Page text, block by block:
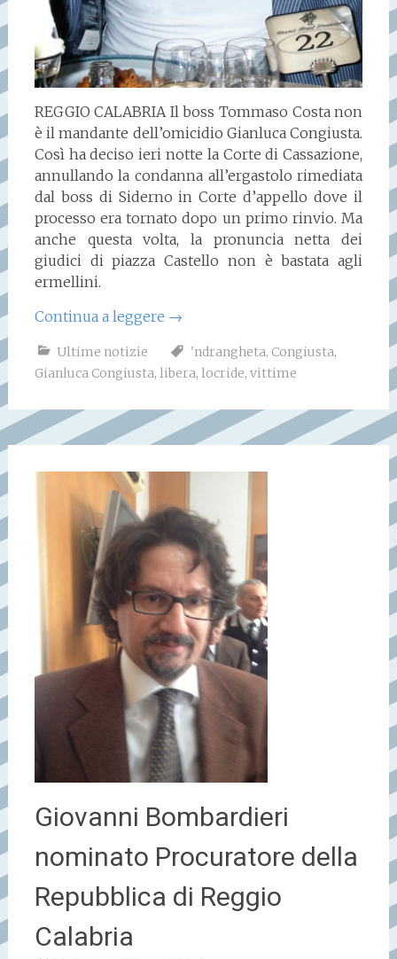
REGGIO CALABRIA Il boss Tommaso Costa non
è il mandante dell’omicidio Gianluca Congiusta.
Così ha deciso ieri notte la Corte di Cassazione,
annullando la condanna all’ergastolo rimediata
dal boss di Siderno in Corte d’appello dove il
processo era tornato dopo un primo rinvio. Ma
anche questa volta, la pronuncia netta dei
giudici di piazza Castello non è bastata agli
ermellini.
Continua a leggere →
Ultime notizie 'ndrangheta, Congiusta,
Gianluca Congiusta, libera, locride, vittime
Giovanni Bombardieri
nominato Procuratore della
Repubblica di Reggio
Calabria